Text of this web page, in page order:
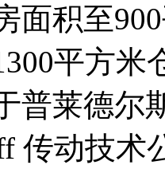
面积至
平方米
普莱德尔
传动技术